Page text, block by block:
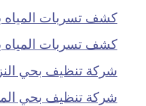
كشف تسربات المياه
كشف تسربات المياه
شركة تنظيف بحي
شركة تنظيف بحي